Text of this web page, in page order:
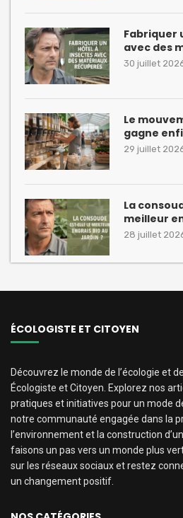
Fabriquer
avec des
30 juillet
Le
gagne
29 juillet
La
meilleur
28 juillet
ÉCOLOGISTE ET CITOYEN
Découvrez le monde de l’écologie et
Écologiste et Citoyen. Explorez nos
pratiques et initiatives pour un mode
notre communauté engagée dans la
l’environnement et la construction
faisons un pas vers un monde plus
sur les réseaux sociaux et restez
un changement positif.